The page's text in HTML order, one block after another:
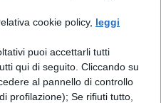
cookie policy, leggi
puoi accettarli tutti
qui di seguito. Cliccando su
al pannello di controllo
profilazione); Se rifiuti tutto,
scolastico
di assunzione
saranno
attraverso un